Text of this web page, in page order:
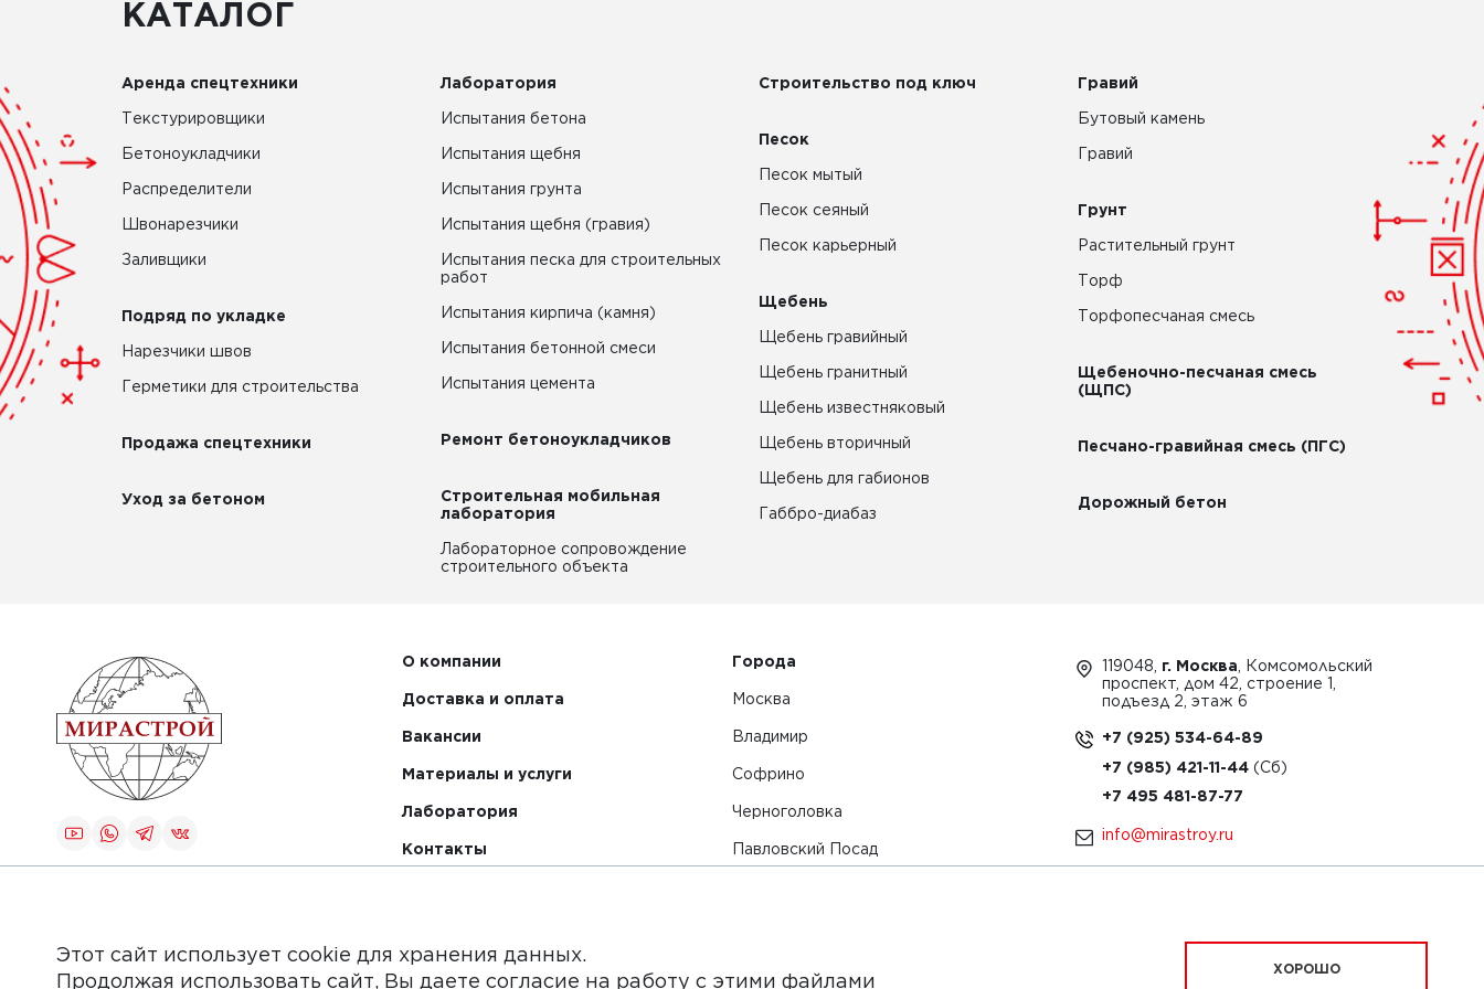
КАТАЛОГ
Аренда спецтехники
Текстурировщики
Бетоноукладчики
Распределители
Швонарезчики
Заливщики
Подряд по укладке
Нарезчики швов
Герметики для строительства
Продажа спецтехники
Уход за бетоном
Лаборатория
Испытания бетона
Испытания щебня
Испытания грунта
Испытания щебня (гравия)
Испытания песка для строительных
работ
Испытания кирпича (камня)
Испытания бетонной смеси
Испытания цемента
Ремонт бетоноукладчиков
Строительная мобильная
лаборатория
Лабораторное сопровождение
строительного объекта
Строительство под ключ
Песок
Песок мытый
Песок сеяный
Песок карьерный
Щебень
Щебень гравийный
Щебень гранитный
Щебень известняковый
Щебень вторичный
Щебень для габионов
Габбро-диабаз
Гравий
Бутовый камень
Гравий
Грунт
Растительный грунт
Торф
Торфопесчаная смесь
Щебеночно-песчаная смесь
(ЩПС)
Песчано-гравийная смесь (ПГС)
Дорожный бетон
О компании
Доставка и оплата
Вакансии
Материалы и услуги
Лаборатория
Контакты
Города
Москва
Владимир
Софрино
Черноголовка
Павловский Посад
119048, г. Москва , Комсомольский
проспект, дом 42, строение 1,
подъезд 2, этаж 6
+7 (925) 534-64-89
+7 (985) 421-11-44
+7 495 481-87-77
info@mirastroy.ru
Этот сайт использует cookie для хранения данных.
Продолжая использовать сайт, Вы даете согласие на работу с этими файлами
ХОРОШО